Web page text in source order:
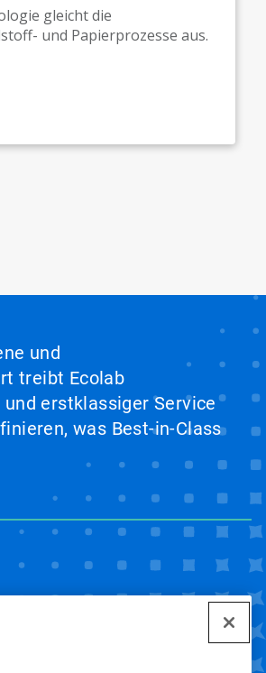
gleicht die
und Papierprozesse aus.
und
treibt Ecolab
erstklassiger Service
was Best-in-Class